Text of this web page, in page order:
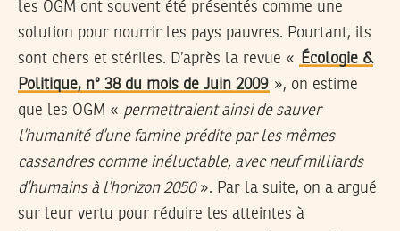
les OGM ont souvent été présentés comme une
solution pour nourrir les pays pauvres. Pourtant, ils
sont chers et stériles. D’après la revue «
Écologie &
Politique, n° 38 du mois de Juin 2009 », on estime
que les OGM « permettraient ainsi de sauver
l’humanité d’une famine prédite par les mêmes
cassandres comme inéluctable, avec neuf milliards
d’humains à l’horizon 2050». Par la suite, on a argué
sur leur vertu pour réduire les atteintes à